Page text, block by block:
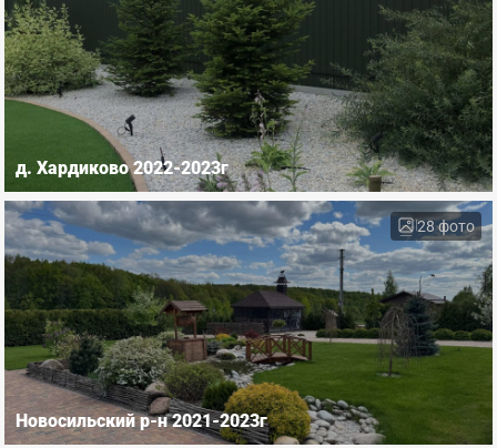
д. Хардиково 2022-2023г
28 фото
Новосильский р-н 2021-2023г